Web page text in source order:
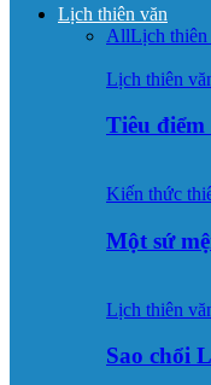
Lịch thiên văn
AllLịch thiên
Lịch thiên
Tiêu
Kiến thức
Một sứ
Lịch thiên
Sao chổi